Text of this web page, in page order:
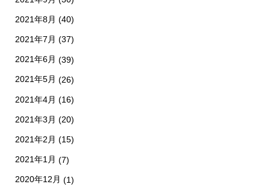
2021年8月 (40)
2021年7月 (37)
2021年6月 (39)
2021年5月 (26)
2021年4月 (16)
2021年3月 (20)
2021年2月 (15)
2021年1月 (7)
2020年12月 (1)